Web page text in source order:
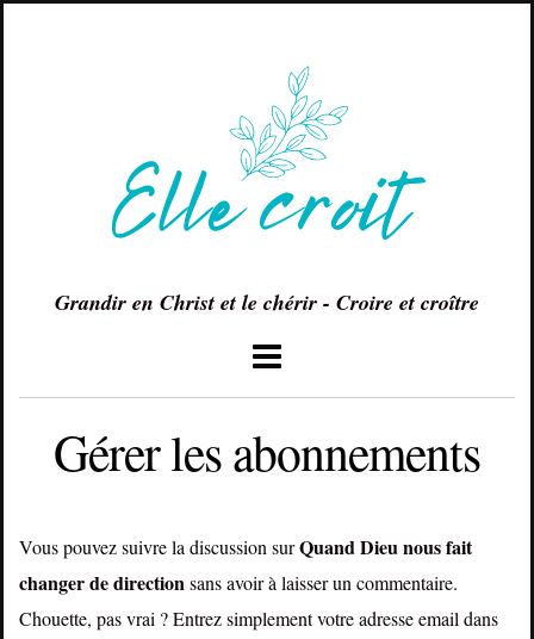
Grandir en Christ et le chérir - Croire et croître
Gérer les abonnements
Vous pouvez suivre la discussion surQuand Dieu nous fait
changer de directionsans avoir à laisser un commentaire.
Chouette, pas vrai ? Entrez simplement votre adresse email dans